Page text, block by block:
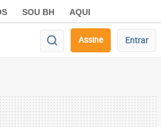
SOU BH AQUI
Assine Entrar